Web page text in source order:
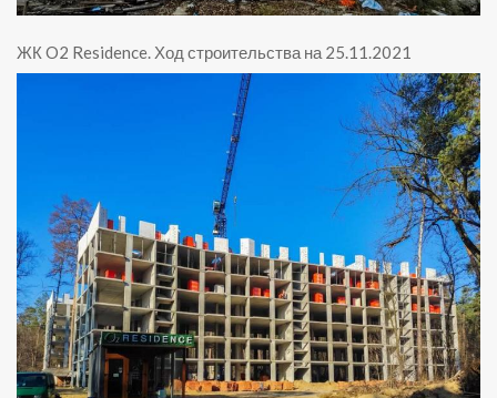
ЖК O2 Residence. Ход строительства на 25.11.2021